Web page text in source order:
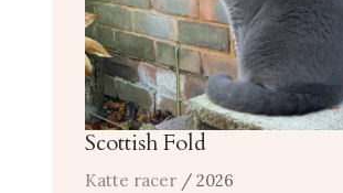
Scottish Fold
Katte racer / 2026